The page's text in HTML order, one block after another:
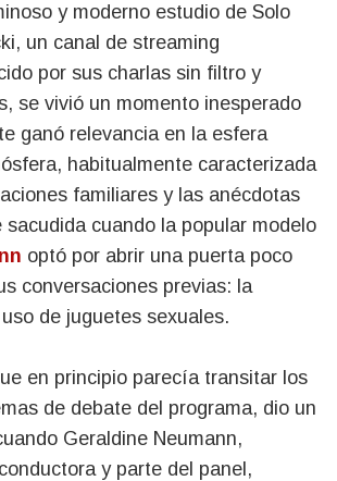
un canal de streaming
por sus charlas sin filtro y
se vivió un momento inesperado
ganó relevancia en la esfera
habitualmente caracterizada
familiares y las anécdotas
sacudida cuando la popular modelo
optó por abrir una puerta poco
conversaciones previas: la
de juguetes sexuales.
en principio parecía transitar los
de debate del programa, dio un
Geraldine Neumann,
y parte del panel,